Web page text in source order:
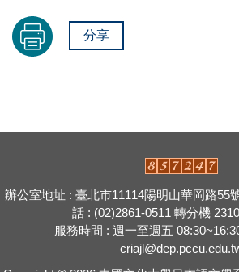
分享
辦公室地址 : 臺北市11114陽明山華岡路55
話 : (02)2861-0511 轉分機
服務時間 : 週一至週五